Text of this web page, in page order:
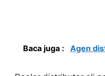
Baca juga : Agen